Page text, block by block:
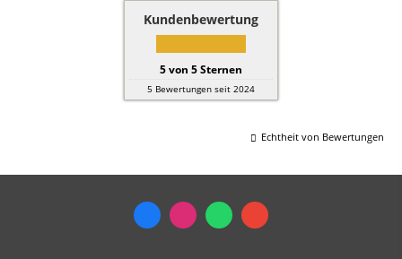
Kundenbewertung
5von 5Sternen
5 Bewertungen seit 2024
Echtheit von Bewertungen